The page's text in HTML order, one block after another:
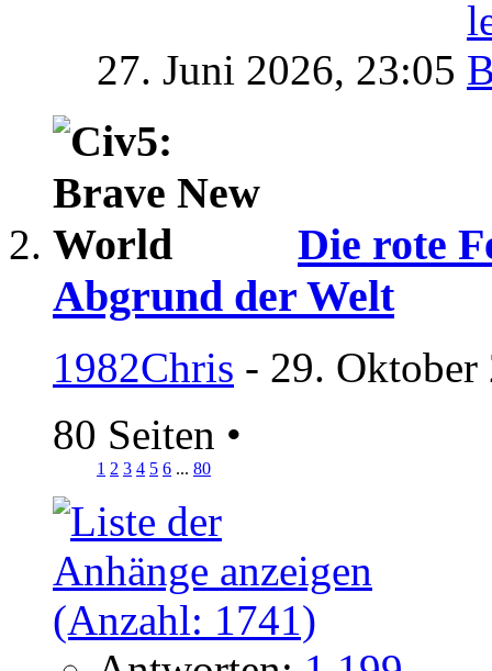
27. Juni 2026, 23:05
Die rote
Abgrund der Welt
1982Chris - 29.
80 Seiten •
1 2 3 4 5 6 ... 80